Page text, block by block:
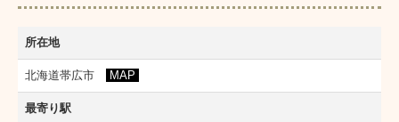
所在地
北海道帯広市 MAP
最寄り駅